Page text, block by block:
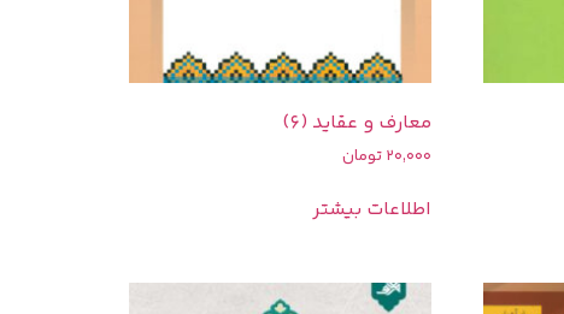
معارف و عقاید (6)
20,000تومان
اطلاعات بیشتر